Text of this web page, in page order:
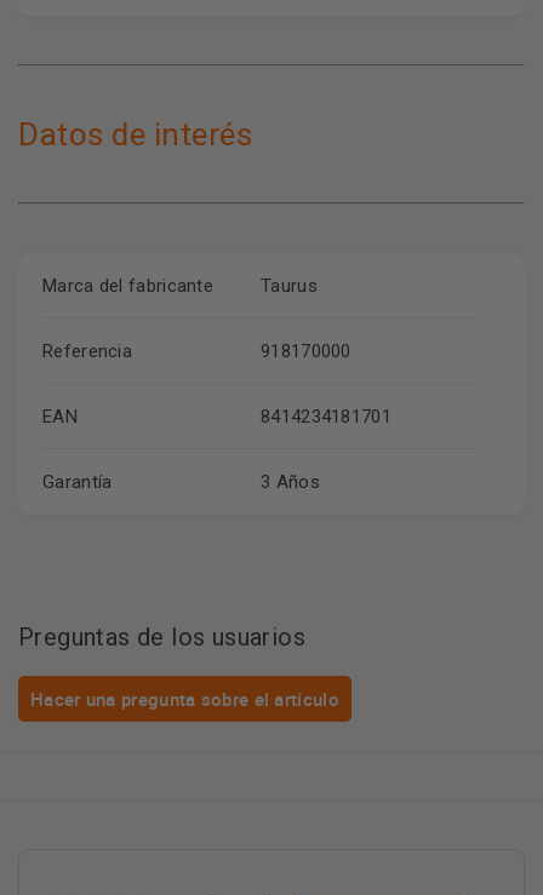
Datos de interés
Marca del fabricante Taurus
Referencia 918170000
EAN 8414234181701
Garantía 3 Años
Preguntas de los usuarios
Hacer una pregunta sobre el artículo